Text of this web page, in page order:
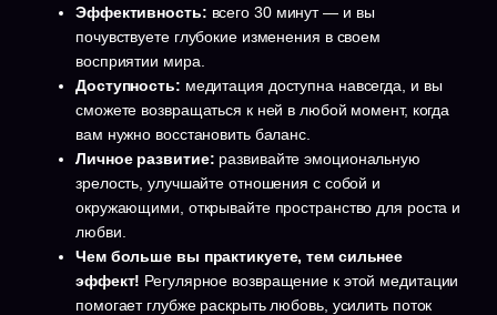
Эффективность: всего 30 минут — и вы
почувствуете глубокие изменения в своем
восприятии мира.
Доступность: медитация доступна навсегда, и вы
сможете возвращаться к ней в любой момент, когда
вам нужно восстановить баланс.
Личное развитие: развивайте эмоциональную
зрелость, улучшайте отношения с собой и
окружающими, открывайте пространство для роста и
любви.
Чем больше вы практикуете, тем сильнее
эффект! Регулярное возвращение к этой медитации
помогает глубже раскрыть любовь, усилить поток